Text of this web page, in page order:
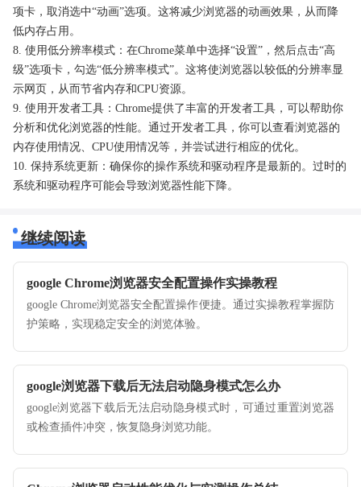
项卡，取消选中“动画”选项。这将减少浏览器的动画效果，从而降
低内存占用。
8. 使用低分辨率模式：在Chrome菜单中选择“设置”，然后点击“高
级”选项卡，勾选“低分辨率模式”。这将使浏览器以较低的分辨率显
示网页，从而节省内存和CPU资源。
9. 使用开发者工具：Chrome提供了丰富的开发者工具，可以帮助你
分析和优化浏览器的性能。通过开发者工具，你可以查看浏览器的
内存使用情况、CPU使用情况等，并尝试进行相应的优化。
10. 保持系统更新：确保你的操作系统和驱动程序是最新的。过时的
系统和驱动程序可能会导致浏览器性能下降。
继续阅读
google Chrome浏览器安全配置操作实操教程
google Chrome浏览器安全配置操作便捷。通过实操教程掌握防
护策略，实现稳定安全的浏览体验。
google浏览器下载后无法启动隐身模式怎么办
google浏览器下载后无法启动隐身模式时，可通过重置浏览器
或检查插件冲突，恢复隐身浏览功能。